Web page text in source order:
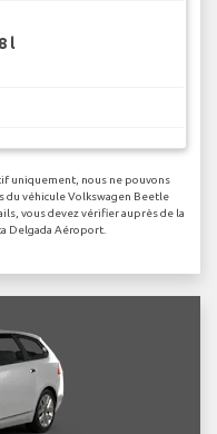
l
uniquement, nous ne pouvons
du véhicule Volkswagen Beetle
vous devez vérifier auprès de la
Delgada Aéroport.